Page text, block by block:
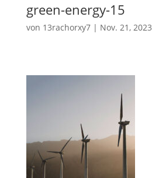
green-energy-15
von 13rachorxy7| Nov. 21, 2023